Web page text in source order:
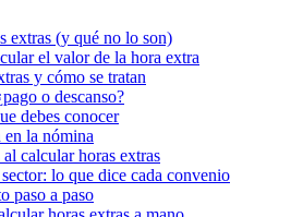
extras (y qué no lo son)
el valor de la hora extra
y cómo se tratan
o descanso?
debes conocer
la nómina
calcular horas extras
lo que dice cada convenio
paso a paso